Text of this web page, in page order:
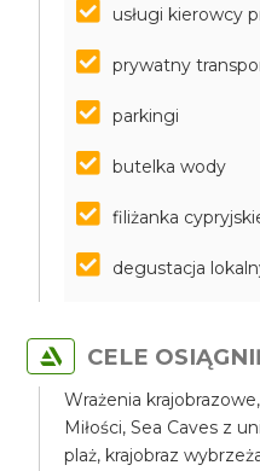
usługi kierowcy
prywatny
parkingi
butelka wody
filiżanka
degustacja
CELE
Wrażenia
Miłości, Sea Caves z
plaż, krajobraz